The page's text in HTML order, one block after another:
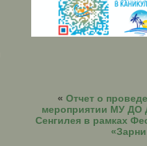
« Отчет о
мероприятии МУ
Сенгилея в рамках